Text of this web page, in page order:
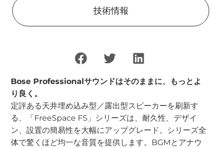
技術情報
Bose Professionalサウンドはそのままに、もっとよ
り良く。
定評ある天井埋め込み型／露出型スピーカーを刷新す
る、「FreeSpace FS」シリーズは、耐久性、デザイ
ン、設置の簡易性を大幅にアップグレード。シリーズ全
体で驚くほど均一な音質を提供します。BGMとアナウ